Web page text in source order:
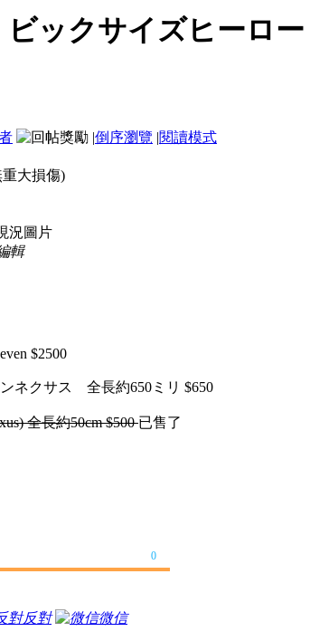
ビックサイズヒーロ
|倒序瀏覽 |閱讀模式
大損傷)
況圖片
輯
$2500
ネクサス 全長約650ミリ $650
全長約50cm $500已售了
0
反對 微信